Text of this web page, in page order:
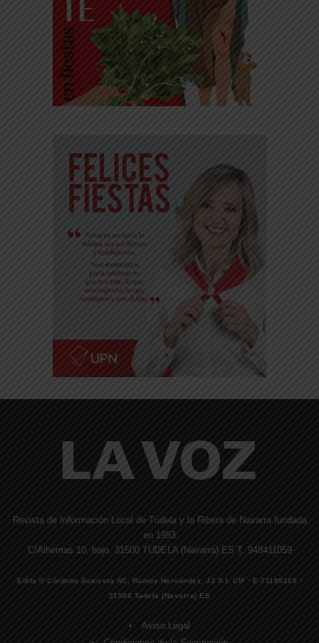
Revista de Información Local de Tudela y la Ribera de Navarra fundada
en 1953
C/Alhemas 10, bajo. 31500 TUDELA (Navarra) ES T. 948411059
Edita © Córdoba Acarreta AC, Ramos Hernández, JJ S.I. CIF · E-71185169 ·
31500 Tudela (Navarra) ES
Aviso Legal